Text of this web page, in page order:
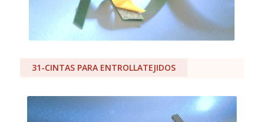
31-CINTAS PARA ENTROLLATEJIDOS